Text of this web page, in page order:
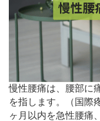
慢性腰痛は、腰部に
を指します。（国際
ヶ月以内を急性腰痛